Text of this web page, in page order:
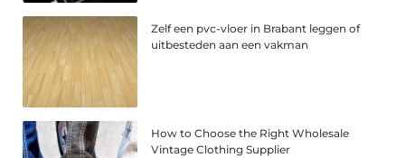
Zelf een pvc-vloer in Brabant leggen of
uitbesteden aan een vakman
How to Choose the Right Wholesale
Vintage Clothing Supplier